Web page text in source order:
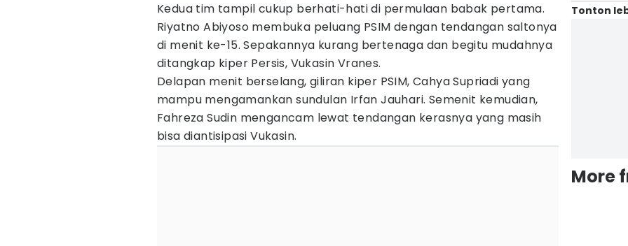
Kedua tim tampil cukup berhati-hati di permulaan babak pertama.
Riyatno Abiyoso membuka peluang PSIM dengan tendangan saltonya
di menit ke-15. Sepakannya kurang bertenaga dan begitu mudahnya
ditangkap kiper Persis, Vukasin Vranes.
Delapan menit berselang, giliran kiper PSIM, Cahya Supriadi yang
mampu mengamankan sundulan Irfan Jauhari. Semenit kemudian,
Fahreza Sudin mengancam lewat tendangan kerasnya yang masih
bisa diantisipasi Vukasin.
Tonton
More